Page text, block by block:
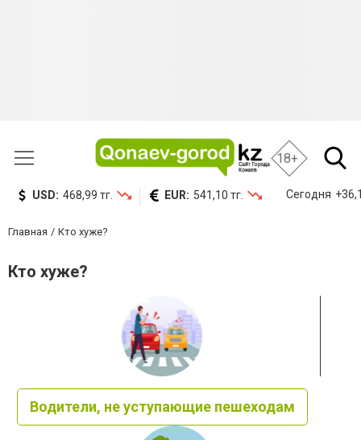
18+
USD: 468,99 тг. EUR: 541,10 тг. Сегодня
Главная Кто хуже?
Кто хуже?
Водители, не уступающие пешеходам